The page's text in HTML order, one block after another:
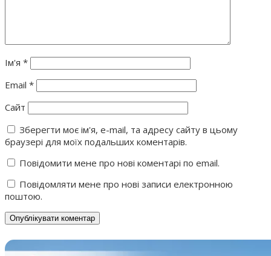
Ім'я *
Email *
Сайт
Зберегти моє ім'я, e-mail, та адресу сайту в цьому
браузері для моїх подальших коментарів.
Повідомити мене про нові коментарі по email.
Повідомляти мене про нові записи електронною
поштою.